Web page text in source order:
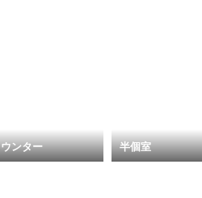
ンター 半個室